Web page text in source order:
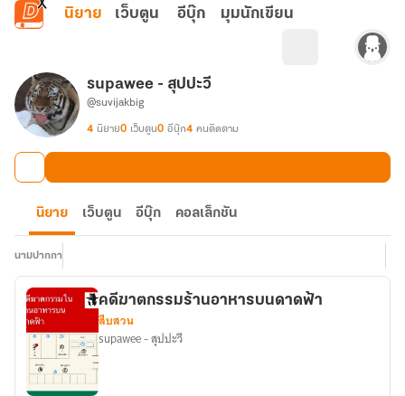
ข้ามไปยังเนื้อหาหลัก
นิยาย เว็บตูน อีบุ๊ก มุมนักเขียน
supawee - สุปปะวี
@suvijakbig
4 นิยาย0 เว็บตูน0 อีบุ๊ก4 คนติดตาม
นิยาย เว็บตูน อีบุ๊ก คอลเล็กชัน
นามปากกา
คดีฆาตกรรมร้านอาหารบนดาดฟ้า
สืบสวน
supawee - สุปปะวี